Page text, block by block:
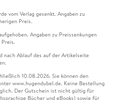
vom Verlag gesenkt. Angaben zu
Preis.
Angaben zu Preissenkungen
nach Ablauf des auf der Artikelseite
10.08.2026. Sie können den
www.hugendubel.de. Keine Bestellung
Der Gutschein ist nicht gültig für
Bücher und eBooks) sowie für